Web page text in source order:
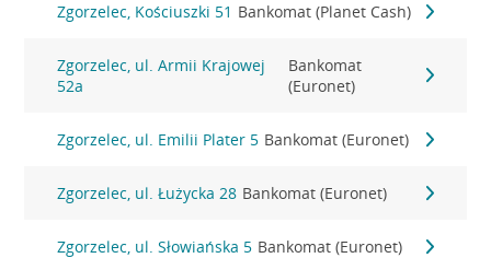
Zgorzelec, Kościuszki 51 Bankomat (Planet Cash)
Zgorzelec, ul. Armii Krajowej
52a
Bankomat
(Euronet)
Zgorzelec, ul. Emilii Plater 5 Bankomat (Euronet)
Zgorzelec, ul. Łużycka 28 Bankomat (Euronet)
Zgorzelec, ul. Słowiańska 5 Bankomat (Euronet)